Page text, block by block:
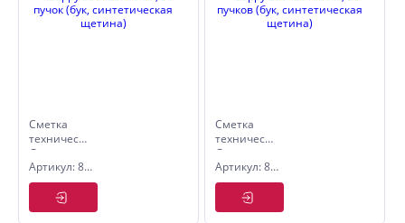
Сметка
техническая
Guppy
390*25*16мм,
51 пучок
синтетическая
Артикул: 8004415
Сметка
техническая
Guppy
290*25*16мм,
39 пучков
синтетическая
Артикул: 8004410